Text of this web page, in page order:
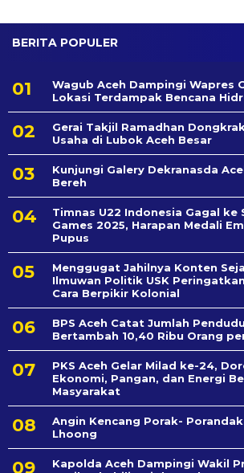
BERITA POPULER
Wagub Aceh Dampingi Wapres
Lokasi Terdampak Bencana
Gerai Takjil Ramadhan
Usaha di Lubok Aceh Besar
Kunjungi Galery Dekranasda
Bereh
Timnas U22 Indonesia Gagal ke
Games 2025, Harapan Medali
Pupus
Menggugat Jahilnya Konten
Ilmuwan Politik USK
Cara Berpikir Kolonial
BPS Aceh Catat Jumlah
Bertambah 10,40 Ribu Orang
PKS Aceh Gelar Milad ke-24,
Ekonomi, Pangan, dan Energi
Masyarakat
Angin Kencang Porak-
Lhoong
Kapolda Aceh Dampingi Wakil